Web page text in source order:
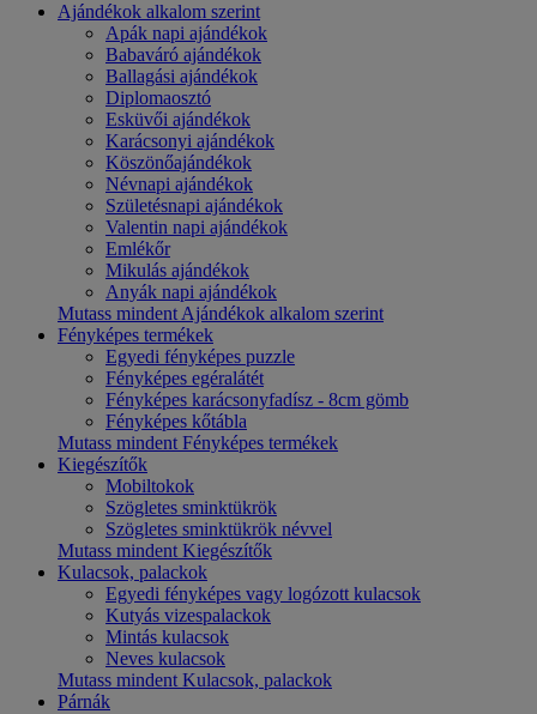
Ajándékok alkalom szerint
Apák napi ajándékok
Babaváró ajándékok
Ballagási ajándékok
Diplomaosztó
Esküvői ajándékok
Karácsonyi ajándékok
Köszönőajándékok
Névnapi ajándékok
Születésnapi ajándékok
Valentin napi ajándékok
Emlékőr
Mikulás ajándékok
Anyák napi ajándékok
Mutass mindent Ajándékok alkalom szerint
Fényképes termékek
Egyedi fényképes puzzle
Fényképes egéralátét
Fényképes karácsonyfadísz - 8cm gömb
Fényképes kőtábla
Mutass mindent Fényképes termékek
Kiegészítők
Mobiltokok
Szögletes sminktükrök
Szögletes sminktükrök névvel
Mutass mindent Kiegészítők
Kulacsok, palackok
Egyedi fényképes vagy logózott kulacsok
Kutyás vizespalackok
Mintás kulacsok
Neves kulacsok
Mutass mindent Kulacsok, palackok
Párnák